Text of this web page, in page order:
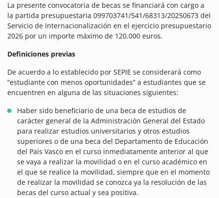
La presente convocatoria de becas se financiará con cargo a
la partida presupuestaria 099703741/541/68313/20250673 del
Servicio de Internacionalización en el ejercicio presupuestario
2026 por un importe máximo de 120.000 euros.
Definiciones previas
De acuerdo a lo establecido por SEPIE se considerará como
“estudiante con menos oportunidades” a estudiantes que se
encuentren en alguna de las situaciones siguientes:
Haber sido beneficiario de una beca de estudios de
carácter general de la Administración General del Estado
para realizar estudios universitarios y otros estudios
superiores o de una beca del Departamento de Educación
del País Vasco en el curso inmediatamente anterior al que
se vaya a realizar la movilidad o en el curso académico en
el que se realice la movilidad, siempre que en el momento
de realizar la movilidad se conozca ya la resolución de las
becas del curso actual y sea positiva.